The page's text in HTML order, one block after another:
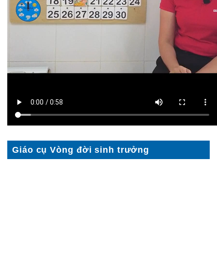
Giáo cụ Vòng đời sinh trưởng